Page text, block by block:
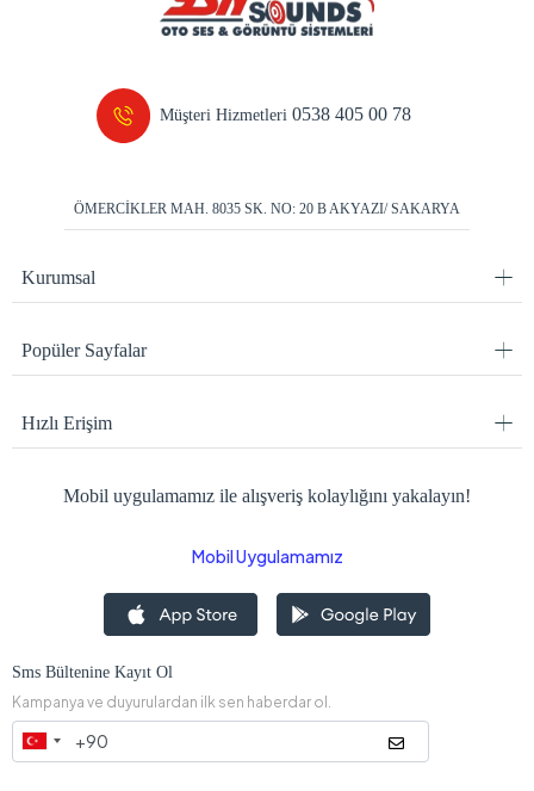
Müşteri Hizmetleri0538 405 00 78
ÖMERCİKLER MAH. 8035 SK. NO: 20 B AKYAZI/ SAKARYA
Kurumsal
Popüler Sayfalar
Hızlı Erişim
Mobil uygulamamız ile alışveriş kolaylığını yakalayın!
Mobil Uygulamamız
Sms Bültenine Kayıt Ol
Kampanya ve duyurulardan ilk sen haberdar ol.